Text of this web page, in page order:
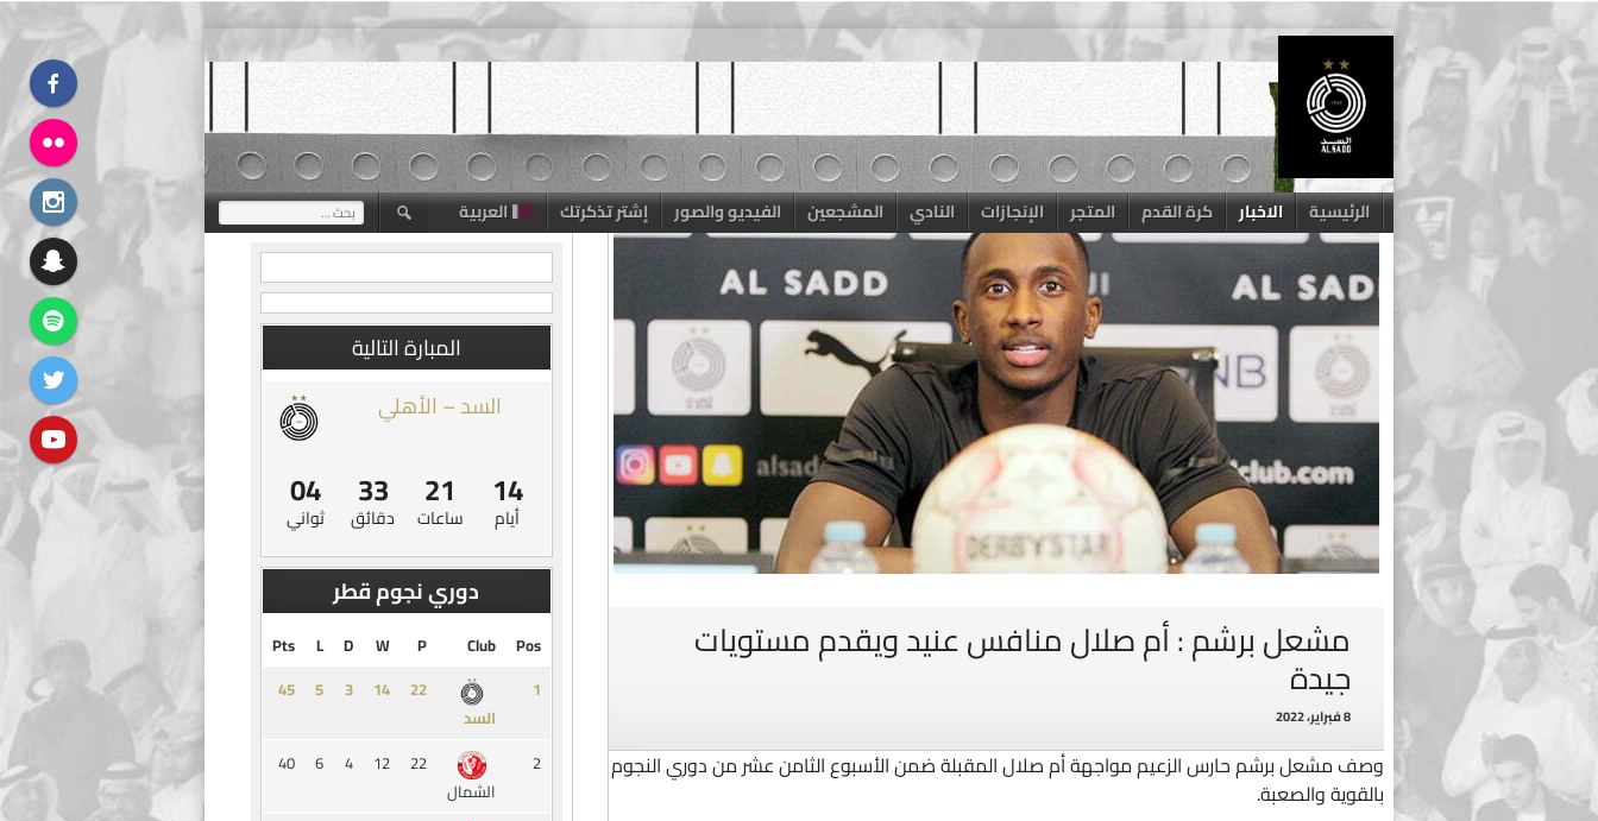
Skip
content
الرئيسية الاخبار كرة القدم المتجر الإنجازات النادي المشجعين الفيديو والصور إشتر تذكرتك العربية البحث
عن:
مشعل برشم : أم صلال منافس عنيد ويقدم مستويات
جيدة
8 فبراير، 2022
وصف مشعل برشم حارس الزعيم مواجهة أم صلال المقبلة ضمن الأسبوع الثامن عشر من دوري النجوم
بالقوية والصعبة.
المبارة التالية
السد – الأهلي
14
أيام
21
ساعات
33
دقائق
04
ثواني
دوري نجوم قطر
Pos
Club
P
W
D
L
Pts
1
السد
‏22
14
3
5
45
2
الشمال
22
12
4
6
40